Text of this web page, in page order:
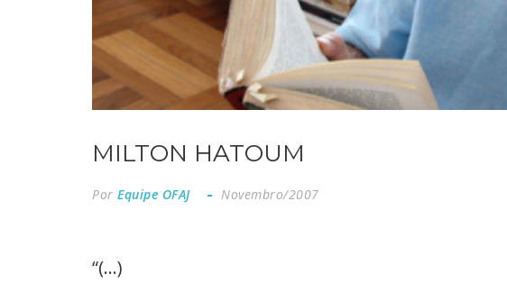
MILTON HATOUM
Por Equipe OFAJ Novembro/2007
“(...)